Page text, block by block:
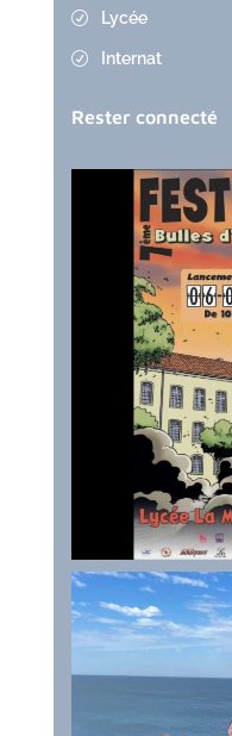
R Lycée
R Internat
Rester connecté